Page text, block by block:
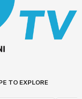
TO EXPLORE